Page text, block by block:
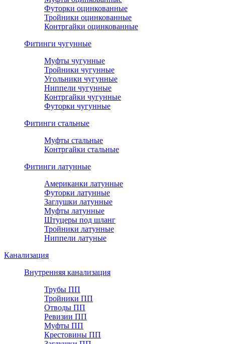
Футорки оцинкованные
Тройники оцинкованные
Контргайки оцинкованные
Фитинги чугунные
Муфты чугунные
Тройники чугунные
Угольники чугунные
Ниппели чугунные
Контргайки чугунные
Футорки чугунные
Фитинги стальные
Муфты стальные
Контргайки стальные
Фитинги латунные
Американки латунные
Футорки латунные
Заглушки латунные
Муфты латунные
Штуцеры под шланг
Тройники латунные
Ниппели латуные
Канализация
Внутренняя канализация
Трубы ПП
Тройники ПП
Отводы ПП
Ревизии ПП
Муфты ПП
Крестовины ПП